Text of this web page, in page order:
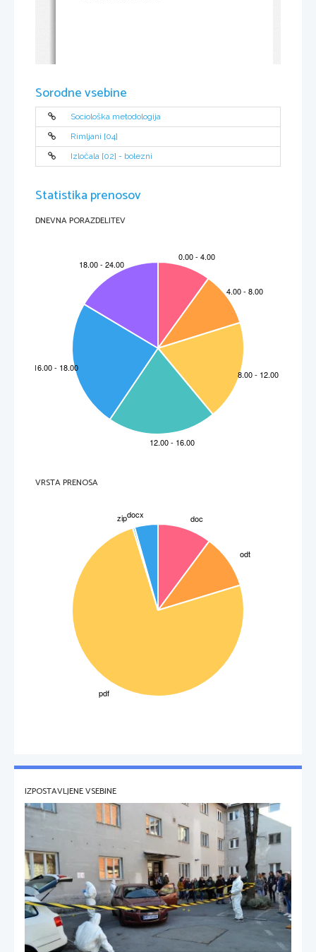
Sorodne vsebine
Sociološka metodologija
Rimljani [04]
Izločala [02] - bolezni
Statistika prenosov
DNEVNA PORAZDELITEV
VRSTA PRENOSA
IZPOSTAVLJENE VSEBINE